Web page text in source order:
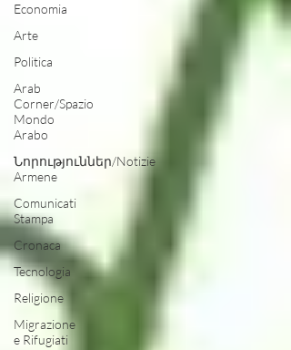
Economia
Arte
Politica
Arab
Corner/Spazio
Mondo
Arabo
Նորություններ/Notizie
Armene
Comunicati
Stampa
Cronaca
Tecnologia
Religione
Migrazione
e Rifugiati